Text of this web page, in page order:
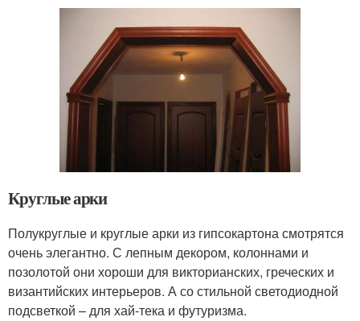
Круглые арки
Полукруглые и круглые арки из гипсокартона смотрятся
очень элегантно. С лепным декором, колоннами и
позолотой они хороши для викторианских, греческих и
византийских интерьеров. А со стильной светодиодной
подсветкой – для хай-тека и футуризма.